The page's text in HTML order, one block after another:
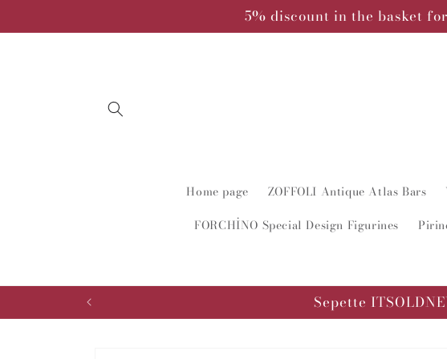
5% discount in the basket
Home page ZOFFOLI Antique Atlas Bars
FORCHİNO Special Design Figurines
Sepette